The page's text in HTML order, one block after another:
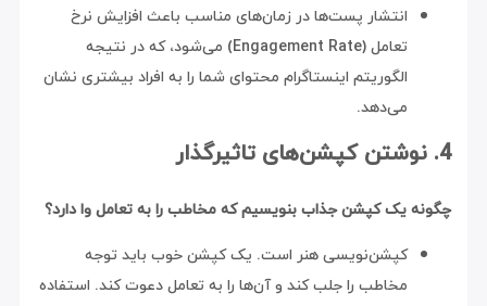
انتشار پست‌ها در زمان‌های مناسب باعث افزایش نرخ
تعامل (Engagement Rate) می‌شود، که در نتیجه
الگوریتم اینستاگرام محتوای شما را به افراد بیشتری نشان
می‌دهد.
4. نوشتن کپشن‌های تاثیرگذار
چگونه یک کپشن جذاب بنویسیم که مخاطب را به تعامل وا دارد؟
کپشن‌نویسی هنر است. یک کپشن خوب باید توجه
مخاطب را جلب کند و آن‌ها را به تعامل دعوت کند. استفاده